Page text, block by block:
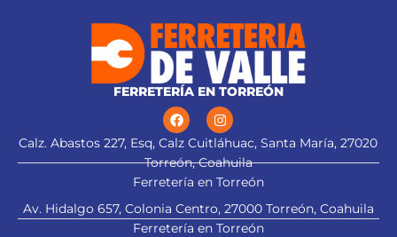
FERRETERÍA EN TORREÓN
Calz. Abastos 227, Esq, Calz Cuitláhuac, Santa María, 27020
Torreón, Coahuila
Ferretería en Torreón
Av. Hidalgo 657, Colonia Centro, 27000 Torreón, Coahuila
Ferretería en Torreón